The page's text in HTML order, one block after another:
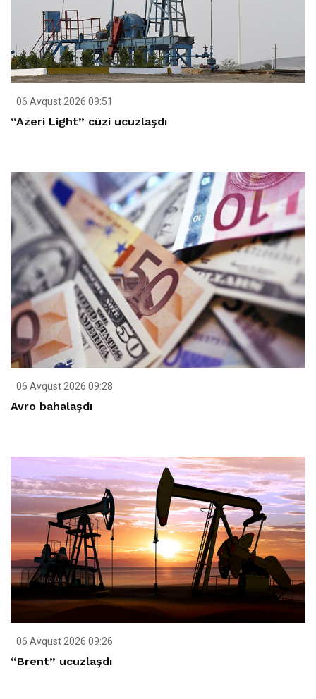
06 Avqust 2026 09:51
“Azeri Light” cüzi ucuzlaşdı
06 Avqust 2026 09:28
Avro bahalaşdı
06 Avqust 2026 09:26
“Brent” ucuzlaşdı